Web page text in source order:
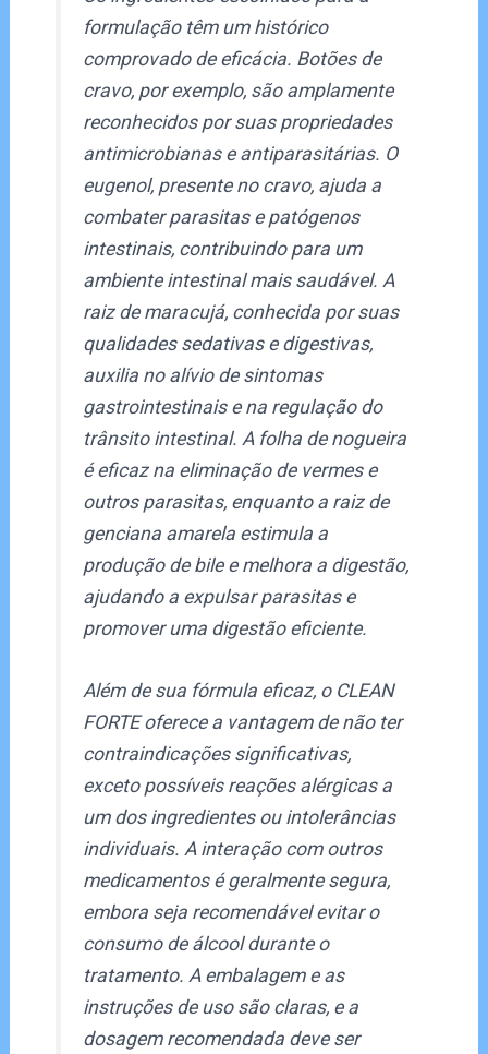
formulação têm um histórico
comprovado de eficácia. Botões de
cravo, por exemplo, são amplamente
reconhecidos por suas propriedades
antimicrobianas e antiparasitárias. O
eugenol, presente no cravo, ajuda a
combater parasitas e patógenos
intestinais, contribuindo para um
ambiente intestinal mais saudável. A
raiz de maracujá, conhecida por suas
qualidades sedativas e digestivas,
auxilia no alívio de sintomas
gastrointestinais e na regulação do
trânsito intestinal. A folha de nogueira
é eficaz na eliminação de vermes e
outros parasitas, enquanto a raiz de
genciana amarela estimula a
produção de bile e melhora a digestão,
ajudando a expulsar parasitas e
promover uma digestão eficiente.
Além de sua fórmula eficaz, o CLEAN
FORTE oferece a vantagem de não ter
contraindicações significativas,
exceto possíveis reações alérgicas a
um dos ingredientes ou intolerâncias
individuais. A interação com outros
medicamentos é geralmente segura,
embora seja recomendável evitar o
consumo de álcool durante o
tratamento. A embalagem e as
instruções de uso são claras, e a
dosagem recomendada deve ser